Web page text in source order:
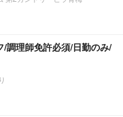
/調理師免許必須/日勤のみ/